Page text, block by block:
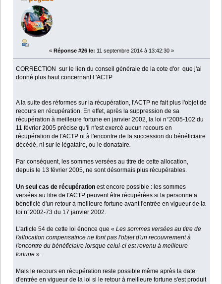
« Réponse #26 le: 11 septembre 2014 à 13:42:30 »
CORRECTION sur le lien du conseil générale de la cote d'or que j'ai
donné plus haut concernant l 'ACTP
A la suite des réformes sur la récupération, l'ACTP ne fait plus l'objet de
recours en récupération. En effet, après la suppression de sa
récupération à meilleure fortune en janvier 2002, la loi n°2005-102 du
11 février 2005 précise qu'il n'est exercé aucun recours en
récupération de l'ACTP ni à l'encontre de la succession du bénéficiaire
décédé, ni sur le légataire, ou le donataire.
Par conséquent, les sommes versées au titre de cette allocation,
depuis le 13 février 2005, ne sont désormais plus récupérables.
Un seul cas de récupération est encore possible : les sommes
versées au titre de l'ACTP peuvent être récupérées si la personne a
bénéficié d'un retour à meilleure fortune avant l'entrée en vigueur de la
loi n°2002-73 du 17 janvier 2002.
L'article 54 de cette loi énonce que «Les sommes versées au titre de
l'allocation compensatrice ne font pas l'objet d'un recouvrement à
l'encontre du bénéficiaire lorsque celui-ci est revenu à meilleure
fortune ».
Mais le recours en récupération reste possible même après la date
d'entrée en vigueur de la loi si le retour à meilleure fortune s'est produit